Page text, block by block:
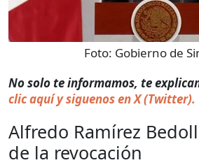
Foto: Gobierno de
No solo te informamos, te
clic aquí y siguenos en X (Twitter).
Alfredo Ramírez
de la revocación